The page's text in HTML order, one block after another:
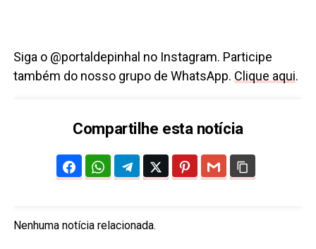
Siga o @portaldepinhal no Instagram. Participe
também do nosso grupo de WhatsApp. Clique aqui.
Compartilhe esta notícia
Nenhuma notícia relacionada.